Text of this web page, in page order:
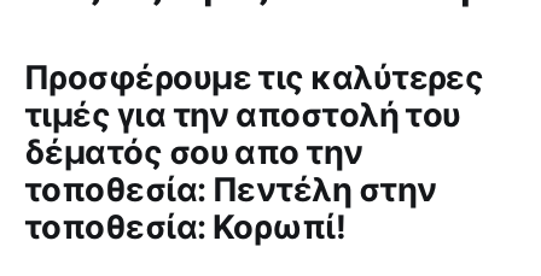
Προσφέρουμε τις καλύτερες
τιμές για την αποστολή του
δέματός σου απο την
τοποθεσία: Πεντέλη στην
τοποθεσία: Κορωπί!